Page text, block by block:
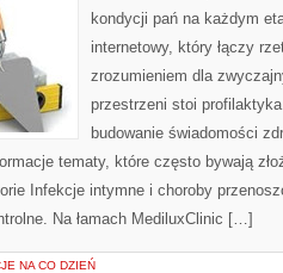
kondycji pań na każdym
internetowy, który łączy
zrozumieniem dla
przestrzeni stoi
budowanie świadomości
tematy, które często bywają
Infekcje intymne i choroby
Na łamach MediluxClinic […]
NA CO DZIEŃ